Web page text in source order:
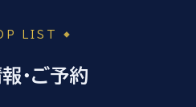
LIST
・ご予約